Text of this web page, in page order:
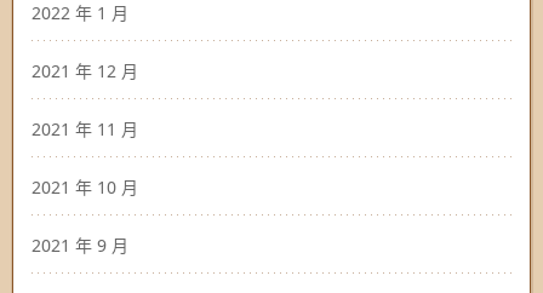
2022 年 1 月
2021 年 12 月
2021 年 11 月
2021 年 10 月
2021 年 9 月